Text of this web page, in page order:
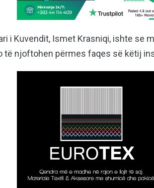
i Kuvendit, Ismet Krasniqi, ishte se
të njoftohen përmes faqes së këtij